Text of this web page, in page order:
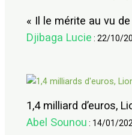
« Il le mérite au vu
Djibaga Lucie :22/10/
1,4 milliard d’euros,
Abel Sounou : 14/01/